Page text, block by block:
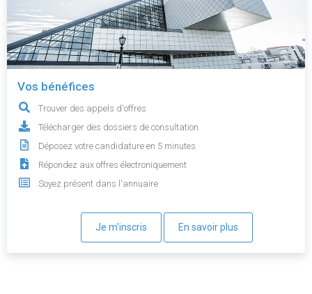
Vos bénéfices
Trouver des appels d'offres
Télécharger des dossiers de consultation
Déposez votre candidature en 5 minutes
Répondez aux offres électroniquement
Soyez présent dans l'annuaire
Je m'inscris En savoir plus